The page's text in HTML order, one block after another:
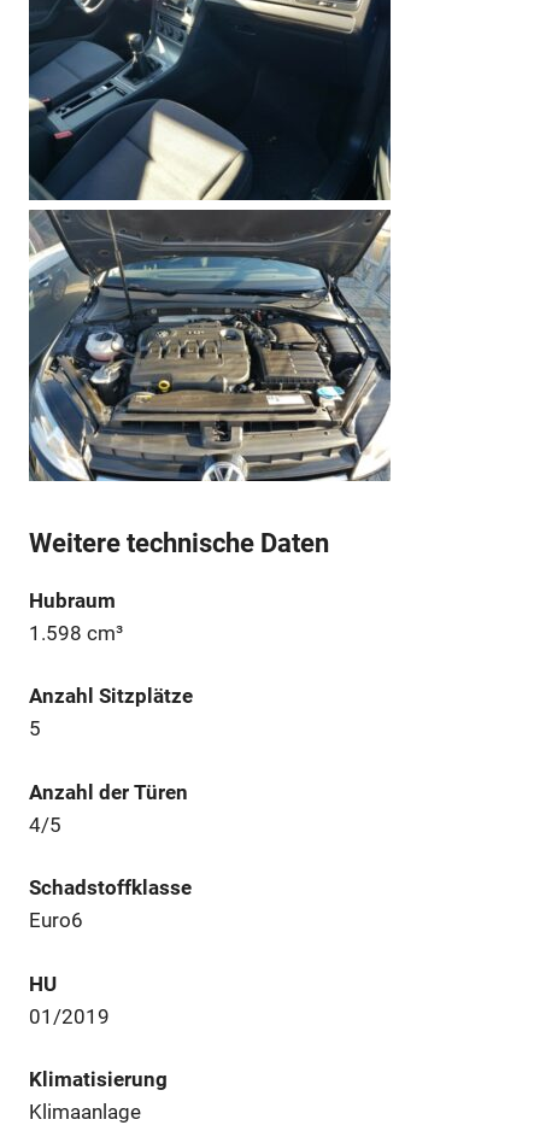
Weitere technische Daten
Hubraum
1.598 cm³
Anzahl Sitzplätze
5
Anzahl der Türen
4/5
Schadstoffklasse
Euro6
HU
01/2019
Klimatisierung
Klimaanlage